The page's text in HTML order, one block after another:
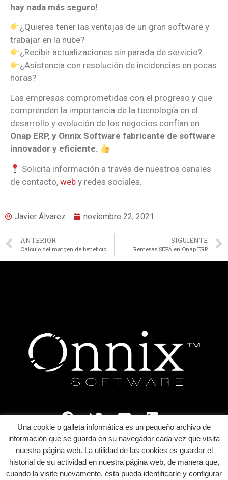
hay nada más seguro!
¿Quieres tener las ventajas de un gran software y
trabajar en la nube?
¿Recibir actualizaciones sin parada de servicio?
¿Asistencia con resolución de incidencias en pocas
horas?
Las empresas comprometidas con el progreso y que
comprenden la importancia de la tecnología en el
desarrollo y evolución de los negocios confían en
Onap ERP, y Onnix Software fabricante de software
innovador y eficiente.
Solicita información a través de nuestros canales
de contacto, web y redes sociales.
Javier Álvarez noviembre 22, 2021
ANTERIOR
Cálculo del margen de beneficio
SIGUIENTE
Remesas SEPA en Onap ERP
es un producto de
ONNIX SOFTWARE S.L.
Una cookie o galleta informática es un pequeño archivo de
información que se guarda en su navegador cada vez que visita
nuestra página web. La utilidad de las cookies es guardar el
historial de su actividad en nuestra página web, de manera que,
cuando la visite nuevamente, ésta pueda identificarle y configurar